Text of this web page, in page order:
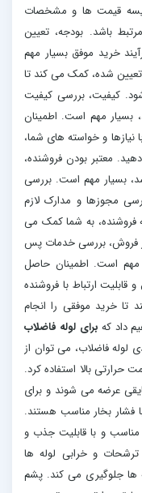
قیمت ها و مشخصات
باشد. بودجه، تعیین
خرید موفق بسیار مهم
شده، کمک می کند تا
کیفیت، بررسی کیفیت
مهم است. اطمینان
و خواسته های شما،
معتبر بودن فروشنده،
بسیار مهم است. بررسی
مجوزها و مدارک لازم
فروشنده، به شما کمک می
فروش، بررسی خدمات پس
مهم است. اطمینان حاصل
ارتباط با فروشنده
خرید موفقی را انجام
داد که برای لوله فاضلاب
لوله فاضلاب، می توان از
بالا استفاده کرد.
عرضه می شوند و برای
فشار بخار مناسب هستند.
و با قابلیت جذب و
و خرابی لوله ها
ها جلوگیری می کند. پشم